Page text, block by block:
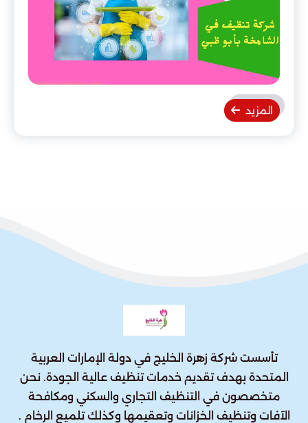
المزيد
تأسست شركة زهرة الخليج في دولة الإمارات العربية
المتحدة بهدف تقديم خدمات تنظيف عالية الجودة. نحن
متخصصون في التنظيف التجاري والسكني ومكافحة
الآفات وتنظيف الخزانات وتعقيمها وكذلك تلميع الرخام .